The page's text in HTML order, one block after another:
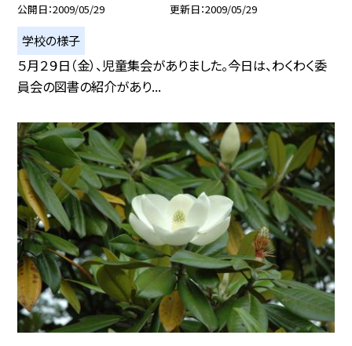
公開日 2009/05/29 更新日 2009/05/29
学校の様子
５月２９日（金）、児童集会がありました。今日は、わくわく委
員会の図書の紹介があり...